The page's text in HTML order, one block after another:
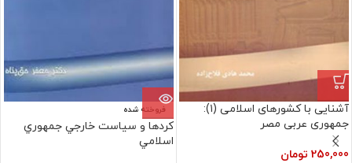
آشنایی با کشورهای اسلامی (۱):
جمهوری عربی مصر
250,000 تومان
فروخته شده
کردها و سياست‏ خارجي‏ جمهوري‏
اسلامي‏